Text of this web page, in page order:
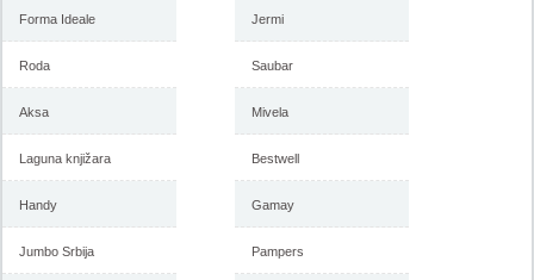
Forma Ideale
Roda
Aksa
Laguna knjižara
Handy
Jumbo Srbija
Jermi
Saubar
Mivela
Bestwell
Gamay
Pampers